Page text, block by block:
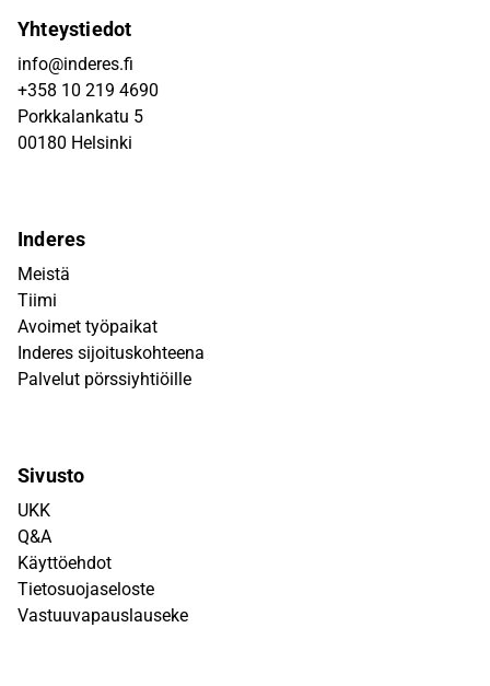
Yhteystiedot
info@inderes.fi
+358 10 219 4690
Porkkalankatu 5
00180 Helsinki
Inderes
Meistä
Tiimi
Avoimet työpaikat
Inderes sijoituskohteena
Palvelut pörssiyhtiöille
Sivusto
UKK
Q&A
Käyttöehdot
Tietosuojaseloste
Vastuuvapauslauseke